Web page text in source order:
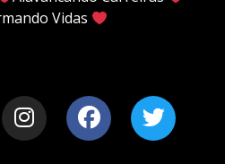
Vidas